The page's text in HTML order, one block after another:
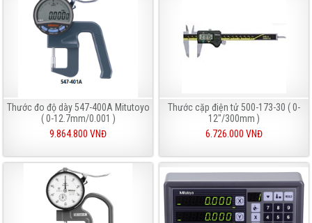
Thước đo độ dày 547-400A Mitutoyo
( 0-12.7mm/0.001 )
9.864.800 VNĐ
Thước cặp điện tử 500-173-30 ( 0-
12"/300mm )
6.726.000 VNĐ